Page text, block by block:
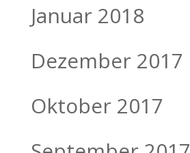
Januar 2018
Dezember 2017
Oktober 2017